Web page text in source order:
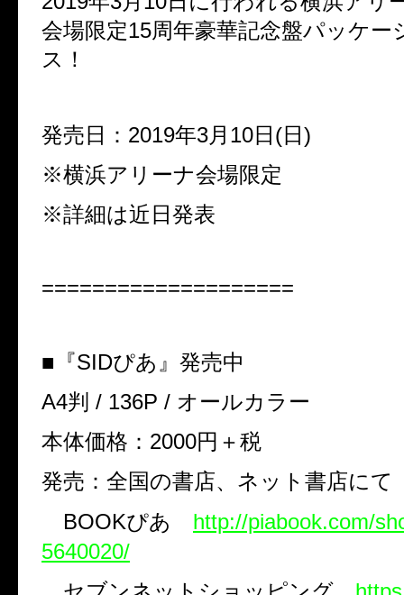
会場限定15周年豪華記念盤パッケー
ス！
発売日： 2019年3月 10日 (日 )
※横浜アリーナ会場限定
※詳細は近日発表
====================
■『SIDぴあ』発売中
A4判 / 136P / オールカラー
本体価格： 2000円＋税
発売：全国の書店、ネット書店
BOOKぴあ http://piabook.com/
5640020/